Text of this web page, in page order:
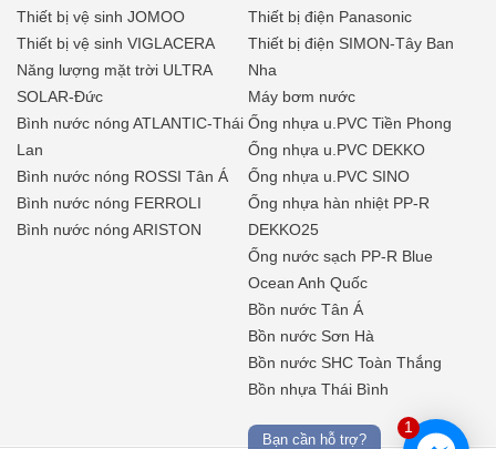
Thiết bị vệ sinh JOMOO
Thiết bị vệ sinh VIGLACERA
Năng lượng mặt trời ULTRA
SOLAR-Đức
Bình nước nóng ATLANTIC-Thái
Lan
Bình nước nóng ROSSI Tân Á
Bình nước nóng FERROLI
Bình nước nóng ARISTON
Thiết bị điện Panasonic
Thiết bị điện SIMON-Tây Ban
Nha
Máy bơm nước
Ống nhựa u.PVC Tiền Phong
Ống nhựa u.PVC DEKKO
Ống nhựa u.PVC SINO
Ống nhựa hàn nhiệt PP-R
DEKKO25
Ống nước sạch PP-R Blue
Ocean Anh Quốc
Bồn nước Tân Á
Bồn nước Sơn Hà
Bồn nước SHC Toàn Thắng
Bồn nhựa Thái Bình
1
Bạn cần hỗ trợ?